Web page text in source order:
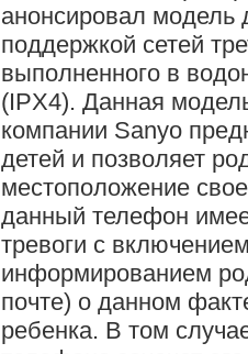
анонсировал модель
поддержкой сетей
выполненного в
(IPX4). Данная
компании Sanyo
детей и позволяет
местоположение
данный телефон
тревоги с
информированием
почте) о данном
ребенка. В том